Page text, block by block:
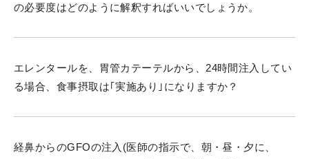
の必要度はどのように解釈すればいいでしょうか。
エレンタールを、胃管カテーテルから、24時間注入してい
る場合、食事摂取は｢実施あり｣になりますか？
経鼻からのGFOの注入(医師の指示で、朝・昼・夕に、